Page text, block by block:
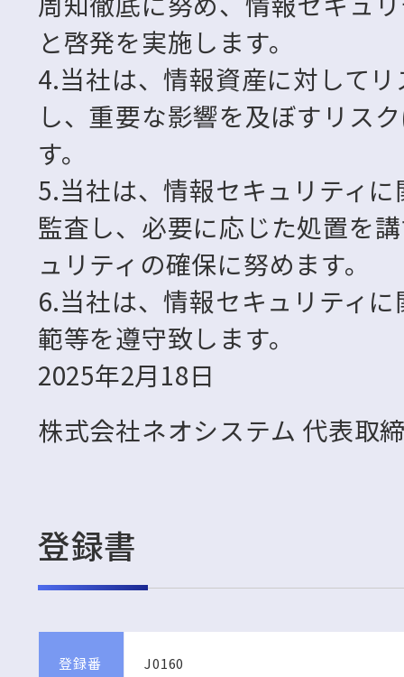
と啓発を実施します。
4.当社は、情報資産に対して
し、重要な影響を及ぼすリス
す。
5.当社は、情報セキュリティ
監査し、必要に応じた処置を
ュリティの確保に努めます。
6.当社は、情報セキュリティ
範等を遵守致します。
2025年2月18日
株式会社ネオシステム 代表取
登録書
登録番 J0160